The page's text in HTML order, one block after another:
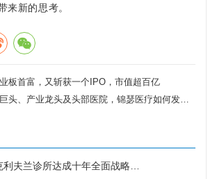
来新的思考。
板首富，又斩获一个IPO，市值超百亿
产业龙头及头部医院，锦瑟医疗如何发力混合现实手术导航？
夫兰诊所达成十年全面战略协议